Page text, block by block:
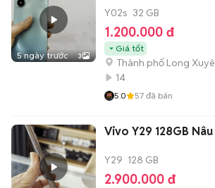
5 ngày trước 3
Y02s 32 GB
1.200.000 đ
Giá tốt
Thành phố Long
14
5.0 57 đã bán
Vivo Y29 128GB
Y29 128 GB
2.900.000 đ